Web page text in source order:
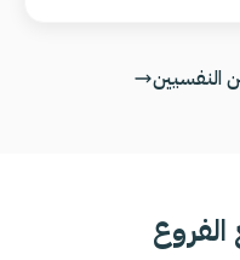
النفسيين